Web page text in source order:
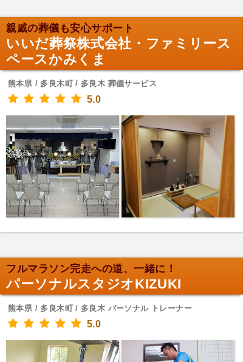
親戚の葬儀も安心サポート
いいだ葬祭株式会社・ファミリース
ペースかみくま
熊本県 / 多良木町 / 多良木 葬儀サービス
5.0
フルマラソン完走への道、一緒に！
パーソナルスタジオKIZUKI
熊本県 / 多良木町 / 多良木 パーソナル トレーナー
5.0